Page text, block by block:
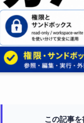
この記事を